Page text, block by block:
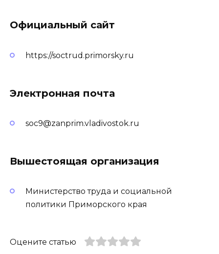
Официальный сайт
https://soctrud.primorsky.ru
Электронная почта
soc9@zanprim.vladivostok.ru
Вышестоящая организация
Министерство труда и социальной
политики Приморского края
Оцените статью